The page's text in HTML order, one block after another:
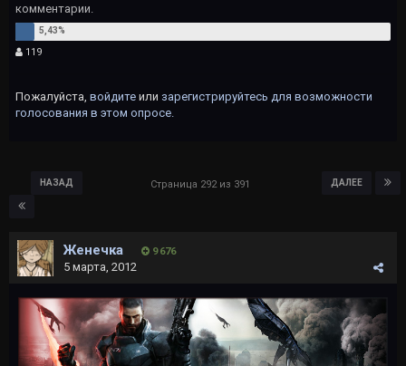
комментарии.
119
Пожалуйста, войдите или зарегистрируйтесь для возможности
голосования в этом опросе.
НАЗАД ДАЛЕЕ
Страница 292 из 391
Женечка 9 676
5 марта, 2012